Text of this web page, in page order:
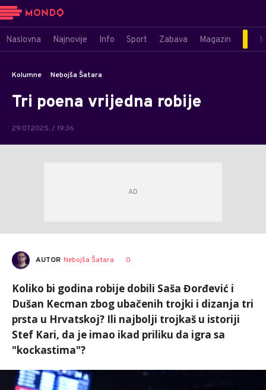
Naslovna Najnovije Info Sport Zabava Magazin
Kolumne Nebojša Šatara
Tri poena vrijedna robije
29.07.2025. / 19:36
AUTOR Nebojša Šatara 0
Koliko bi godina robije dobili Saša Đorđević i
Dušan Kecman zbog ubačenih trojki i dizanja tri
prsta u Hrvatskoj? Ili najbolji trojkaš u istoriji
Stef Kari, da je imao ikad priliku da igra sa
"kockastima"?